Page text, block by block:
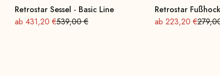
Retrostar Sessel - Basic Line
Angebot
ab 431,20 €Regulärer Preis
539,00 €
Retrostar
Angebot
ab 223,20 €